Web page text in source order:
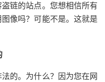
链的站点。您想相信所有
像吗？可能不是。这就是
的。为什么？因为您在网